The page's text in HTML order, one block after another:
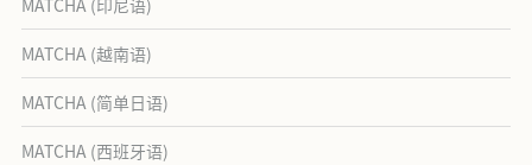
MATCHA (越南语)
MATCHA (简单日语)
MATCHA (西班牙语)